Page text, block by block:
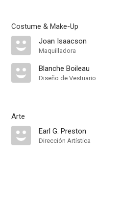
Costume & Make-Up
Joan Isaacson
Maquilladora
Blanche Boileau
Diseño de Vestuario
Arte
Earl G. Preston
Dirección Artística